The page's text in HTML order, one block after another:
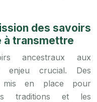
des savoirs
à transmettre
ancestraux aux
enjeu crucial. Des
mis en place pour
traditions et les